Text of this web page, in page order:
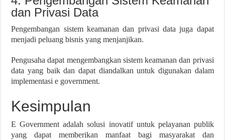
dan Privasi Data
Pengembangan sistem keamanan dan privasi data juga dapat
menjadi peluang bisnis yang menjanjikan.
Pengusaha dapat mengembangkan sistem keamanan dan privasi
data yang baik dan dapat diandalkan untuk digunakan dalam
implementasi e government.
Kesimpulan
E Government adalah solusi inovatif untuk pelayanan publik
yang dapat memberikan manfaat bagi masyarakat dan